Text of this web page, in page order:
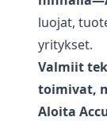
luojat,
yritykset.
Valmiit
toimivat,
Aloita